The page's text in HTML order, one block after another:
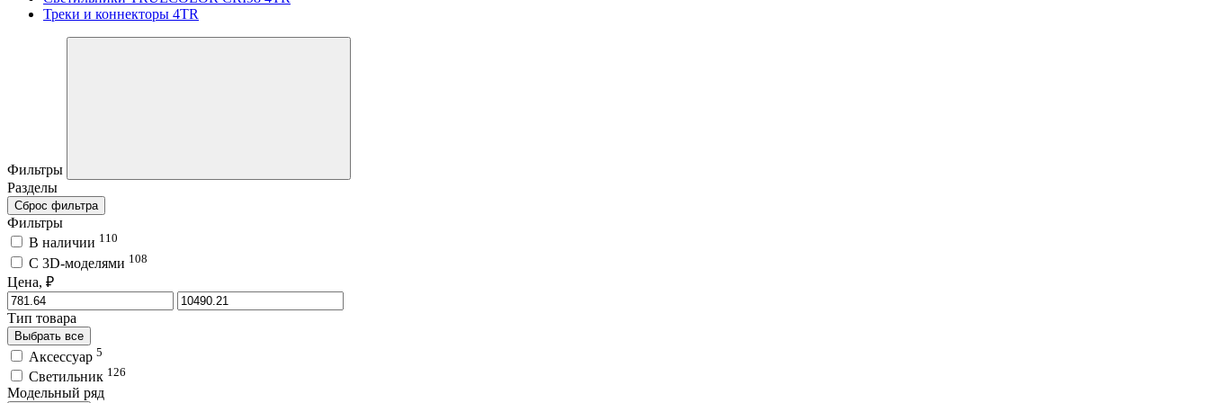
Треки и коннекторы 4TR
Фильтры
Разделы
Сброс фильтра
Фильтры
В наличии 110
C 3D-моделями 108
Цена, ₽
Тип товара
Выбрать все
Аксессуар 5
Светильник 126
Модельный ряд